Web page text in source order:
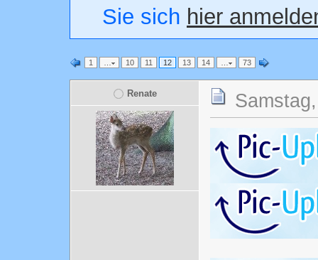
Sie sich hier
1 … 10 11 12 13 14 … 73
Renate